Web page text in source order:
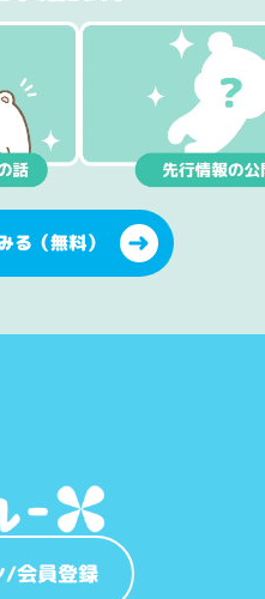
る（無料）
/会員登録